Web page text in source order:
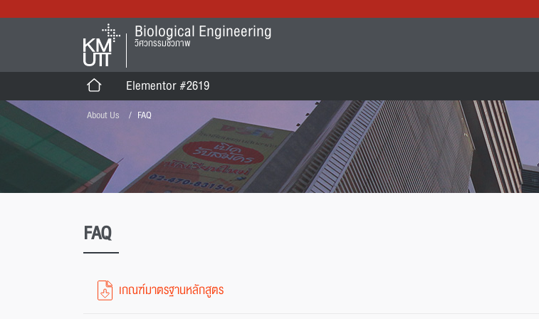
Biological Engineering
วิศวกรรมชีวภาพ
Elementor #2619
About Us FAQ
FAQ
เกณฑ์มาตรฐานหลักสูตร